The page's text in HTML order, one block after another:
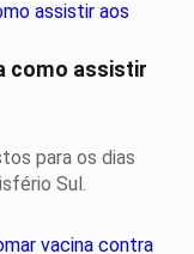
como assistir
para os dias
Sul.